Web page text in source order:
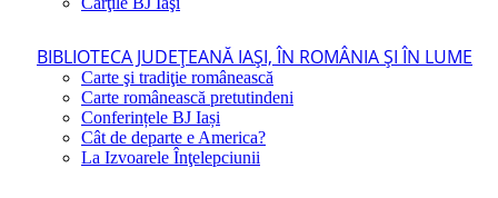
BIBLIOTECA JUDEŢEANĂ IAŞI, ÎN ROMÂNIA ŞI ÎN LUME
Carte şi tradiţie românească
Carte românească pretutindeni
Conferințele BJ Iași
Cât de departe e America?
La Izvoarele Înţelepciunii